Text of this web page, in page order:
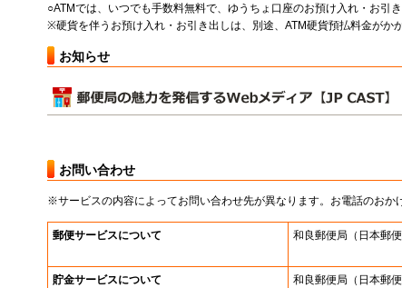
○ATMでは、いつでも手数料無料で、ゆうちょ口座のお預け入れ・お引
※硬貨を伴うお預け入れ・お引き出しは、別途、ATM硬貨預払料金がかか
お知らせ
お問い合わせ
※サービスの内容によってお問い合わせ先が異なります。お電話のおか
郵便サービスについて 和良郵便局 （日本郵
貯金サービスについて 和良郵便局 （日本郵